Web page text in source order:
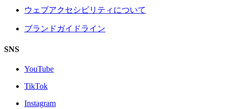
ウェブアクセシビリティについて
ブランドガイドライン
SNS
YouTube
TikTok
Instagram